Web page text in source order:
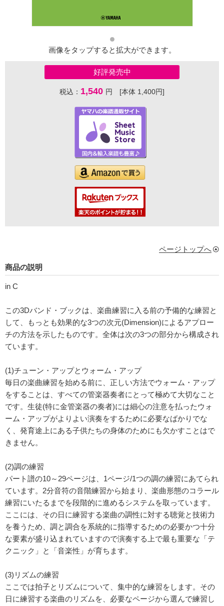
画像をタップすると拡大ができます。
好評発売中
税込： 1,540 円 [本体 1,400円]
ページトップへ
商品の説明
in C
この3Dバンド・ブックは、楽曲練習に入る前の予備的な練習と
して、もっとも効果的な3つの次元(Dimension)によるアプロー
チの方法を示したものです。全体は次の3つの部分から構成され
ています。
(1)チューン・アップとウォーム・アップ
毎日の楽曲練習を始める前に、正しい方法でウォーム・アップ
をすることは、すべての管楽器奏者にとって極めて大切なこと
です。生徒(特に金管楽器の奏者)には細心の注意を払ったウォ
ーム・アップがよりよい演奏をするために必要なばかりでな
く、発育途上にある子供たちの身体のためにも欠かすことはで
きません。
(2)調の練習
パート譜の10～29ページは、1ページ/1つの調の練習にあてられ
ています。2分音符の音階練習から始まり、楽曲形態のコラール
練習にいたるまでを段階的に進めるシステムを取っています。
ここには、その日に練習する楽曲の調性に対する聴覚と技術力
を養うため、調と調合を系統的に指導するための必要かつ十分
な要素が盛り込まれていますので演奏する上で最も重要な「テ
クニック」と「音楽性」が育ちます。
(3)リズムの練習
ここでは拍子とリズムについて、集中的な練習をします。その
日に練習する楽曲のリズムを、必要なページから選んで練習し